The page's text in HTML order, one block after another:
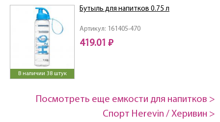
В наличии 38 штук
Артикул: 161405-470
Бутыль для напитков 0.75 л
419.01 ₽
Посмотреть еще емкости для напитков >
Спорт Herevin / Херивин >